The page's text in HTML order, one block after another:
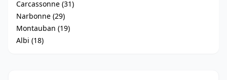
Carcassonne (31)
Narbonne (29)
Montauban (19)
Albi (18)